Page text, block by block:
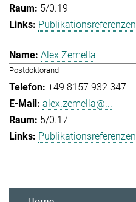
5/0.19
Publikationsreferenzen
Alex Zemella
Postdoktorand
+49 8157 932 347
alex.zemella@...
5/0.17
Publikationsreferenzen